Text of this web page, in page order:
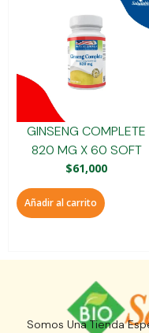
GINSENG COMPLETE
820 MG X 60 SOFT
$61,000
Añadir al carrito
Somos Una Tienda